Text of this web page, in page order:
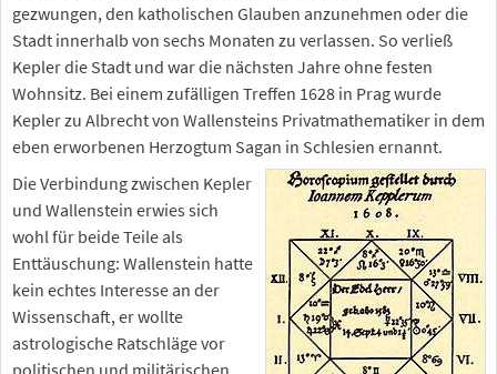
gezwungen, den katholischen Glauben anzunehmen oder die
Stadt innerhalb von sechs Monaten zu verlassen. So verließ
Kepler die Stadt und war die nächsten Jahre ohne festen
Wohnsitz. Bei einem zufälligen Treffen 1628 in Prag wurde
Kepler zu Albrecht von Wallensteins Privatmathematiker in dem
eben erworbenen Herzogtum Sagan in Schlesien ernannt.
Die Verbindung zwischen Kepler
und Wallenstein erwies sich
wohl für beide Teile als
Enttäuschung: Wallenstein hatte
kein echtes Interesse an der
Wissenschaft, er wollte
astrologische Ratschläge vor